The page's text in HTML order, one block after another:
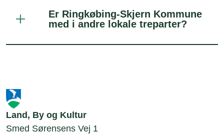
Er Ringkøbing-Skjern Kommune
med i andre lokale treparter?
Land, By og Kultur
Smed Sørensens Vej 1